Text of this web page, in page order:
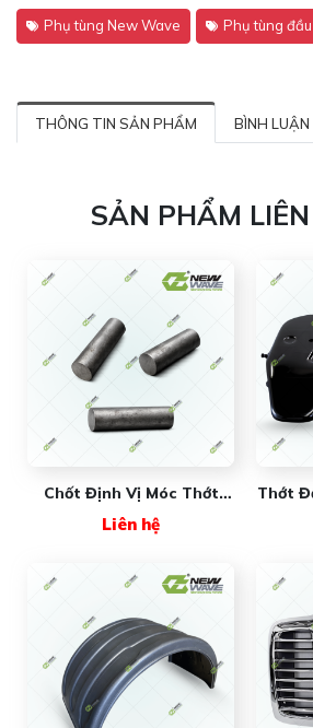
Phụ tùng New Wave Phụ tùng
THÔNG TIN SẢN PHẨM BÌNH LUẬN
SẢN PHẨM
Chốt Định Vị Móc Thớt
New Wave
Liên hệ
Thớt
Nối